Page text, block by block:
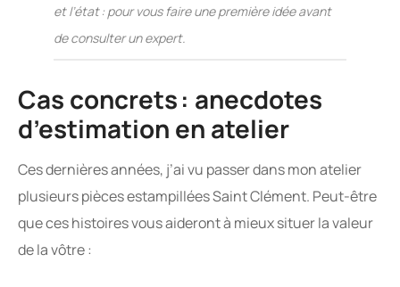
et l’état : pour vous faire une première idée avant
de consulter un expert.
Cas concrets : anecdotes
d’estimation en atelier
Ces dernières années, j’ai vu passer dans mon atelier
plusieurs pièces estampillées Saint Clément. Peut-être
que ces histoires vous aideront à mieux situer la valeur
de la vôtre :